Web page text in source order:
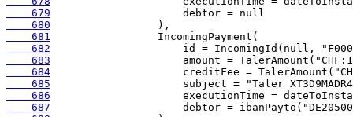
    679
    680
    681
    682
    683
    684
    685
    686
    687